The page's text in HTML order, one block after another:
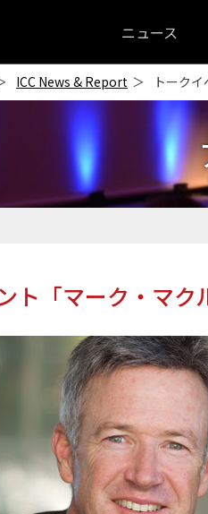
ニュース
ICC News & Report トーク
ト「マーク・マ